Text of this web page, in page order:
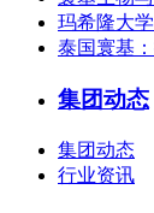
玛希隆大
泰国寰基
集团动态
集团动态
行业资讯